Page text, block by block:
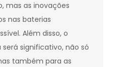
mas as inovações
nas baterias
Além disso, o
significativo, não só
também para as